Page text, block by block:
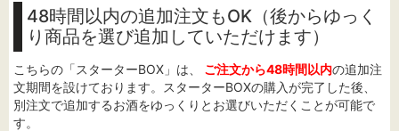
48時間以内の追加注文もOK（後からゆっく
り商品を選び追加していただけます）
こちらの「スターターBOX」は、 ご注文から48時間以内の追加注
文期間を設けております。スターターBOXの購入が完了した後、
別注文で追加するお酒をゆっくりとお選びいただくことが可能で
す。